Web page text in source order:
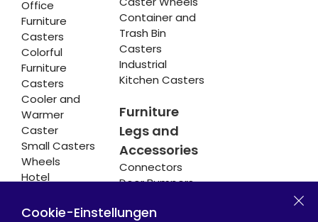
Office
Furniture
Casters
Colorful
Furniture
Casters
Cooler and
Warmer
Caster
Small Casters
Wheels
Hotel
Casters
Container and
Trash Bin
Casters
Industrial
Kitchen Casters
Furniture
Legs and
Accessories
Connectors
Door Bumpers
Cookie-Einstellungen